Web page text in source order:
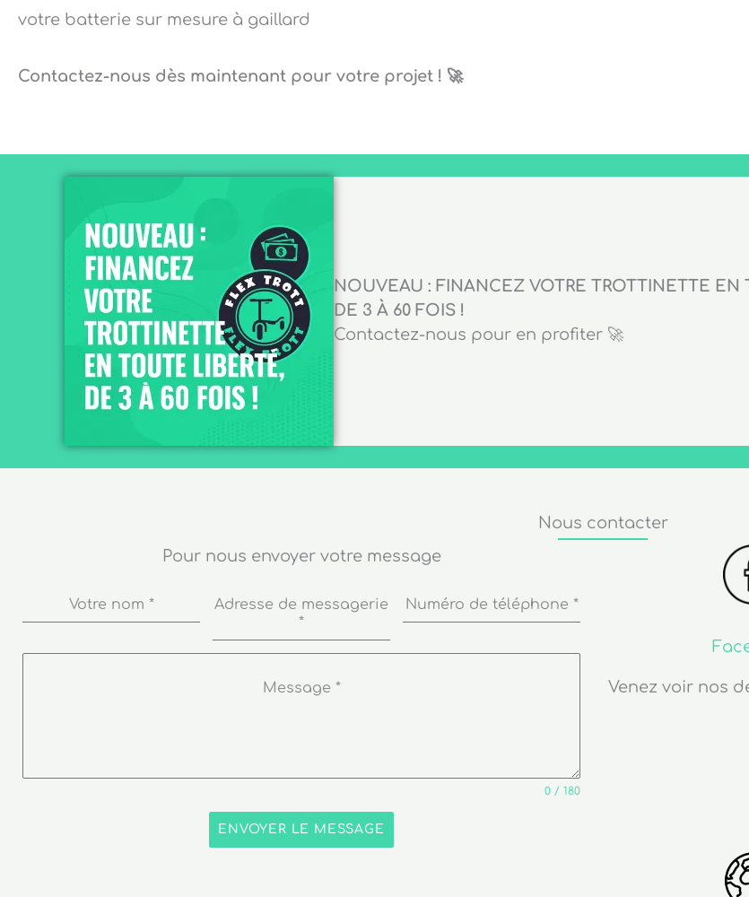
votre batterie sur mesure à gaillard
Contactez-nous dès maintenant pour votre projet ! 🚀
NOUVEAU : FINANCEZ VOTRE TROTTINETTE EN
DE 3 À 60 FOIS !
Contactez-nous pour en profiter 🚀
Nous contacter
Pour nous envoyer votre message
Votre nom *
Adresse de messagerie
*
Numéro de téléphone *
Message *
0 / 180
ENVOYER LE MESSAGE
Venez voir nos